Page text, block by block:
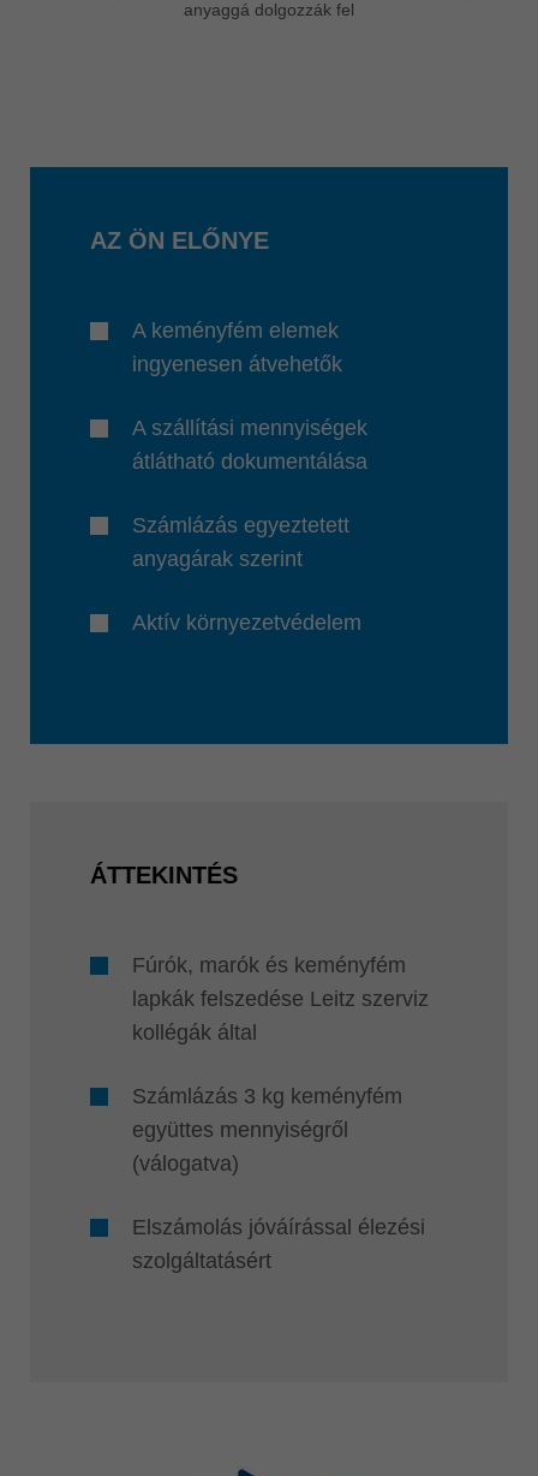
anyaggá dolgozzák fel
AZ ÖN ELŐNYE
A keményfém elemek
ingyenesen átvehetők
A szállítási mennyiségek
átlátható dokumentálása
Számlázás egyeztetett
anyagárak szerint
Aktív környezetvédelem
ÁTTEKINTÉS
Fúrók, marók és keményfém
lapkák felszedése Leitz szerviz
kollégák által
Számlázás 3 kg keményfém
együttes mennyiségről
(válogatva)
Elszámolás jóváírással élezési
szolgáltatásért